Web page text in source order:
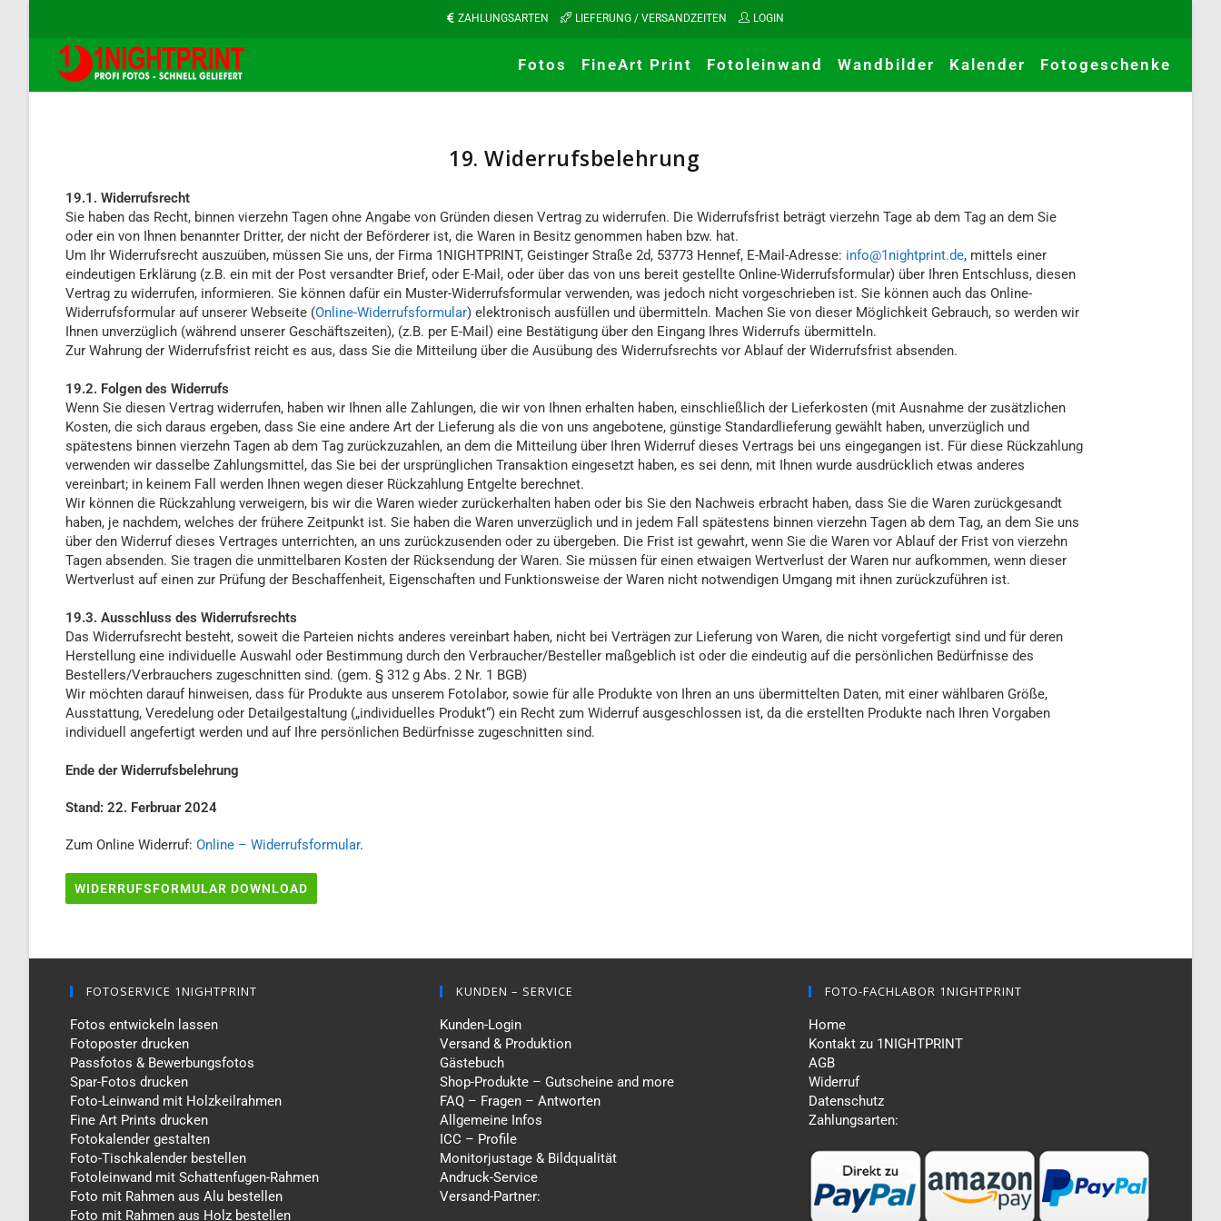
ZAHLUNGSARTEN LIEFERUNG / VERSANDZEITEN LOGIN
Fotos FineArt Print Fotoleinwand Wandbilder Kalender Fotogeschenke
19. Widerrufsbelehrung
19.1. Widerrufsrecht
Sie haben das Recht, binnen vierzehn Tagen ohne Angabe von Gründen diesen Vertrag zu widerrufen. Die Widerrufsfrist beträgt vierzehn Tage ab dem Tag an dem Sie
oder ein von Ihnen benannter Dritter, der nicht der Beförderer ist, die Waren in Besitz genommen haben bzw. hat.
Um Ihr Widerrufsrecht auszuüben, müssen Sie uns, der Firma 1NIGHTPRINT, Geistinger Straße 2d, 53773 Hennef, E-Mail-Adresse: info@1nightprint.de, mittels einer
eindeutigen Erklärung (z.B. ein mit der Post versandter Brief, oder E-Mail, oder über das von uns bereit gestellte Online-Widerrufsformular) über Ihren Entschluss, diesen
Vertrag zu widerrufen, informieren. Sie können dafür ein Muster-Widerrufsformular verwenden, was jedoch nicht vorgeschrieben ist. Sie können auch das Online-
Widerrufsformular auf unserer Webseite (Online-Widerrufsformular) elektronisch ausfüllen und übermitteln. Machen Sie von dieser Möglichkeit Gebrauch, so werden wir
Ihnen unverzüglich (während unserer Geschäftszeiten), (z.B. per E-Mail) eine Bestätigung über den Eingang Ihres Widerrufs übermitteln.
Zur Wahrung der Widerrufsfrist reicht es aus, dass Sie die Mitteilung über die Ausübung des Widerrufsrechts vor Ablauf der Widerrufsfrist absenden.
19.2. Folgen des Widerrufs
Wenn Sie diesen Vertrag widerrufen, haben wir Ihnen alle Zahlungen, die wir von Ihnen erhalten haben, einschließlich der Lieferkosten (mit Ausnahme der zusätzlichen
Kosten, die sich daraus ergeben, dass Sie eine andere Art der Lieferung als die von uns angebotene, günstige Standardlieferung gewählt haben, unverzüglich und
spätestens binnen vierzehn Tagen ab dem Tag zurückzuzahlen, an dem die Mitteilung über Ihren Widerruf dieses Vertrags bei uns eingegangen ist. Für diese Rückzahlung
verwenden wir dasselbe Zahlungsmittel, das Sie bei der ursprünglichen Transaktion eingesetzt haben, es sei denn, mit Ihnen wurde ausdrücklich etwas anderes
vereinbart; in keinem Fall werden Ihnen wegen dieser Rückzahlung Entgelte berechnet.
Wir können die Rückzahlung verweigern, bis wir die Waren wieder zurückerhalten haben oder bis Sie den Nachweis erbracht haben, dass Sie die Waren zurückgesandt
haben, je nachdem, welches der frühere Zeitpunkt ist. Sie haben die Waren unverzüglich und in jedem Fall spätestens binnen vierzehn Tagen ab dem Tag, an dem Sie uns
über den Widerruf dieses Vertrages unterrichten, an uns zurückzusenden oder zu übergeben. Die Frist ist gewahrt, wenn Sie die Waren vor Ablauf der Frist von vierzehn
Tagen absenden. Sie tragen die unmittelbaren Kosten der Rücksendung der Waren. Sie müssen für einen etwaigen Wertverlust der Waren nur aufkommen, wenn dieser
Wertverlust auf einen zur Prüfung der Beschaffenheit, Eigenschaften und Funktionsweise der Waren nicht notwendigen Umgang mit ihnen zurückzuführen ist.
19.3. Ausschluss des Widerrufsrechts
Das Widerrufsrecht besteht, soweit die Parteien nichts anderes vereinbart haben, nicht bei Verträgen zur Lieferung von Waren, die nicht vorgefertigt sind und für deren
Herstellung eine individuelle Auswahl oder Bestimmung durch den Verbraucher/Besteller maßgeblich ist oder die eindeutig auf die persönlichen Bedürfnisse des
Bestellers/Verbrauchers zugeschnitten sind. (gem. § 312 g Abs. 2 Nr. 1 BGB)
Wir möchten darauf hinweisen, dass für Produkte aus unserem Fotolabor, sowie für alle Produkte von Ihren an uns übermittelten Daten, mit einer wählbaren Größe,
Ausstattung, Veredelung oder Detailgestaltung („individuelles Produkt“) ein Recht zum Widerruf ausgeschlossen ist, da die erstellten Produkte nach Ihren Vorgaben
individuell angefertigt werden und auf Ihre persönlichen Bedürfnisse zugeschnitten sind.
Ende der Widerrufsbelehrung
Stand: 22. Ferbruar 2024
Zum Online Widerruf: Online – Widerrufsformular.
WIDERRUFSFORMULAR DOWNLOAD
FOTOSERVICE 1NIGHTPRINT
Fotos entwickeln lassen
Fotoposter drucken
Passfotos & Bewerbungsfotos
Spar-Fotos drucken
Foto-Leinwand mit Holzkeilrahmen
Fine Art Prints drucken
Fotokalender gestalten
Foto-Tischkalender bestellen
Fotoleinwand mit Schattenfugen-Rahmen
Foto mit Rahmen aus Alu bestellen
Foto mit Rahmen aus Holz bestellen
KUNDEN – SERVICE
Kunden-Login
Versand & Produktion
Gästebuch
Shop-Produkte – Gutscheine and more
FAQ – Fragen – Antworten
Allgemeine Infos
ICC – Profile
Monitorjustage & Bildqualität
Andruck-Service
Versand-Partner:
FOTO-FACHLABOR 1NIGHTPRINT
Home
Kontakt zu 1NIGHTPRINT
AGB
Widerruf
Datenschutz
Zahlungsarten: